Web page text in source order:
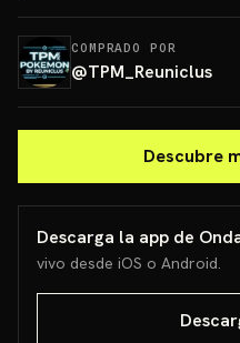
COMPRADO POR
@TPM_Reuniclus
Descubre
Descarga la app de
vivo desde iOS o Android.